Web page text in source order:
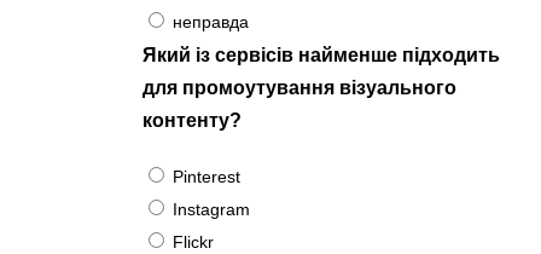
неправда
Який із сервісів найменше підходить
для промоутування візуального
контенту?
Pinterest
Instagram
Flickr